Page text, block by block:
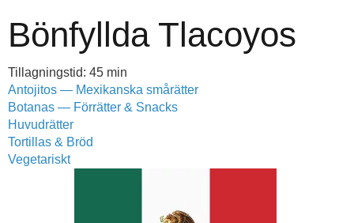
Bönfyllda Tlacoyos
Tillagningstid: 45 min
Antojitos — Mexikanska smårätter
Botanas — Förrätter & Snacks
Huvudrätter
Tortillas & Bröd
Vegetariskt